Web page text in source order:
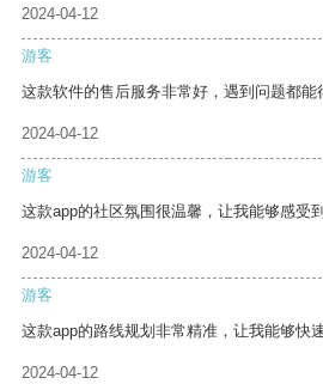
2024-04-12
游客
这款软件的售后服务非常好，遇到问题都能
2024-04-12
游客
这款app的社区氛围很温馨，让我能够感受
2024-04-12
游客
这款app的路线规划非常精准，让我能够快
2024-04-12